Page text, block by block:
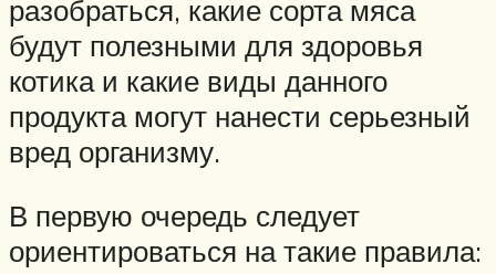
разобраться, какие сорта мяса
будут полезными для здоровья
котика и какие виды данного
продукта могут нанести серьезный
вред организму.
В первую очередь следует
ориентироваться на такие правила: